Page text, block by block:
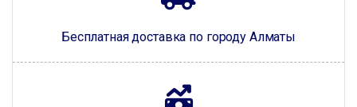
Бесплатная доставка по городу Алматы